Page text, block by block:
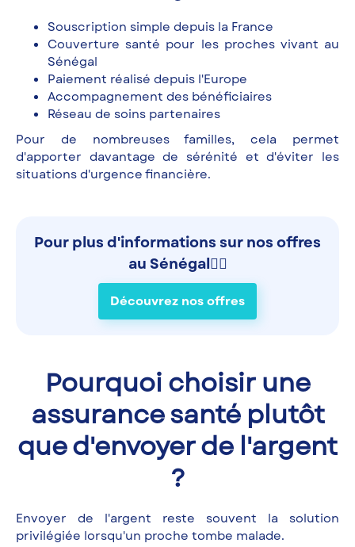
Souscription simple depuis la France
Couverture santé pour les proches vivant au
Sénégal
Paiement réalisé depuis l'Europe
Accompagnement des bénéficiaires
Réseau de soins partenaires
Pour de nombreuses familles, cela permet
d'apporter davantage de sérénité et d'éviter les
situations d'urgence financière.
Pour plus d'informations sur nos offres
au Sénégal👉🏾
Découvrez nos offres
Pourquoi choisir une
assurance santé plutôt
que d'envoyer de l'argent
?
Envoyer de l'argent reste souvent la solution
privilégiée lorsqu'un proche tombe malade.